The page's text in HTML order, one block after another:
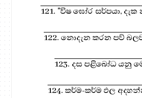
121. "විෂ ඝෝර සර්පයා,
122. නොදැන කරන පව්
123. දස පළිබෝධ යනු
124. කර්ම-කර්ම ඵල